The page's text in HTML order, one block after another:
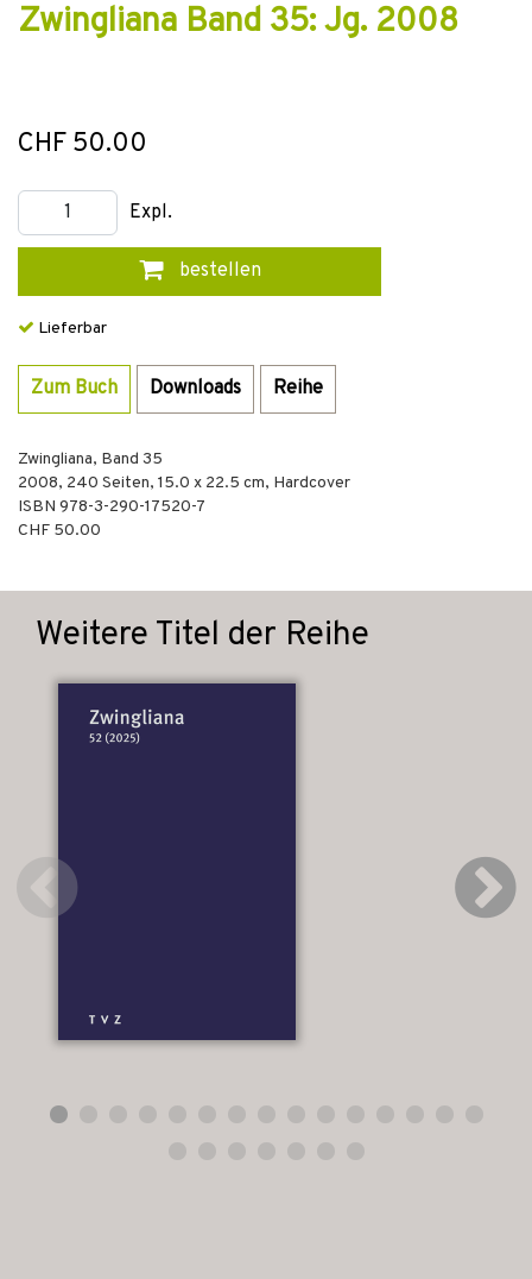
Zwingliana Band 35: Jg. 2008
CHF 50.00
Expl.
bestellen
Lieferbar
Zum Buch Downloads Reihe
Zwingliana, Band 35
2008, 240 Seiten, 15.0 x 22.5 cm, Hardcover
ISBN 978-3-290-17520-7
CHF 50.00
Weitere Titel der Reihe